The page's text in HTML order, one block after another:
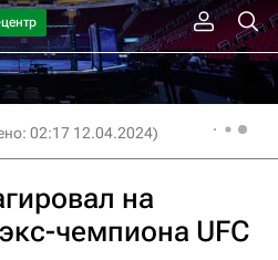
02:17 12.04.2024)
на
чемпиона UFC